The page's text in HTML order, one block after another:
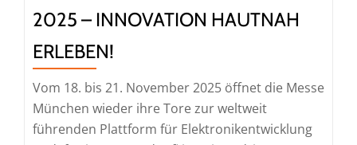
2025 – INNOVATION HAUTNAH
ERLEBEN!
Vom 18. bis 21. November 2025 öffnet die Messe
München wieder ihre Tore zur weltweit
führenden Plattform für Elektronikentwicklung